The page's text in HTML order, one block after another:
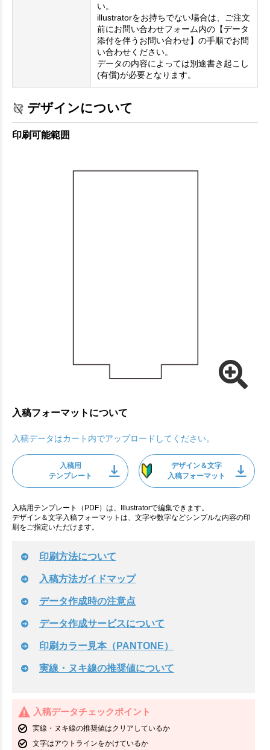
い。
illustratorをお持ちでない場合は、ご注文
前にお問い合わせフォーム内の【データ
添付を伴うお問い合わせ】の手順でお問
い合わせください。
データの内容によっては別途書き起こし
(有償)が必要となります。
デザインについて
印刷可能範囲
入稿フォーマットについて
入稿データはカート内でアップロードしてください。
入稿用
テンプレート
デザイン＆文字
入稿フォーマット
入稿用テンプレート（PDF）は、Illustratorで編集できます。
デザイン＆文字入稿フォーマットは、文字や数字などシンプルな内容の印
刷をご指定いただけます。
印刷方法について
入稿方法ガイドマップ
データ作成時の注意点
データ作成サービスについて
印刷カラー見本（PANTONE）
実線・ヌキ線の推奨値について
入稿データチェックポイント
実線・ヌキ線の推奨値はクリアしているか
文字はアウトラインをかけているか